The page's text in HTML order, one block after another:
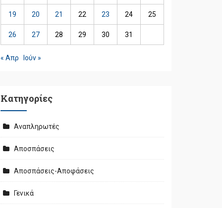
19 20 21 22 23 24 25
26 27 28 29 30 31
« Απρ Ιούν »
Kατηγορίες
Αναπληρωτές
Αποσπάσεις
Αποσπάσεις-Αποφάσεις
Γενικά